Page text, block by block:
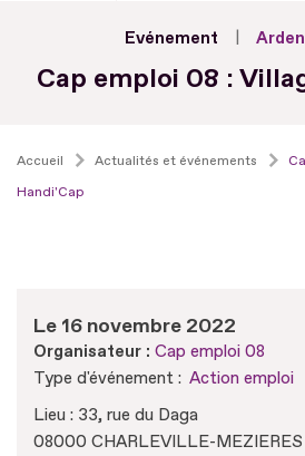
Evénement
Cap emploi 08 :
Accueil Actualités et événements
Handi'Cap
Le 16 novembre 2022
Organisateur : Cap emploi 08
Type d'événement : Action emploi
Lieu : 33, rue du Daga
08000 CHARLEVILLE-